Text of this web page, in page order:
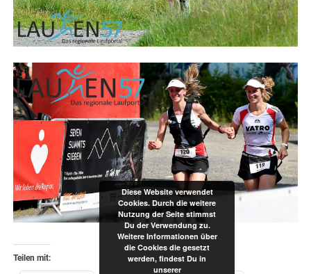
Teilen mit:
Diese Website verwendet
Cookies. Durch die weitere
Nutzung der Seite stimmst
Du der Verwendung zu.
Weitere Informationen über
die Cookies die gesetzt
werden, findest Du in
unserer